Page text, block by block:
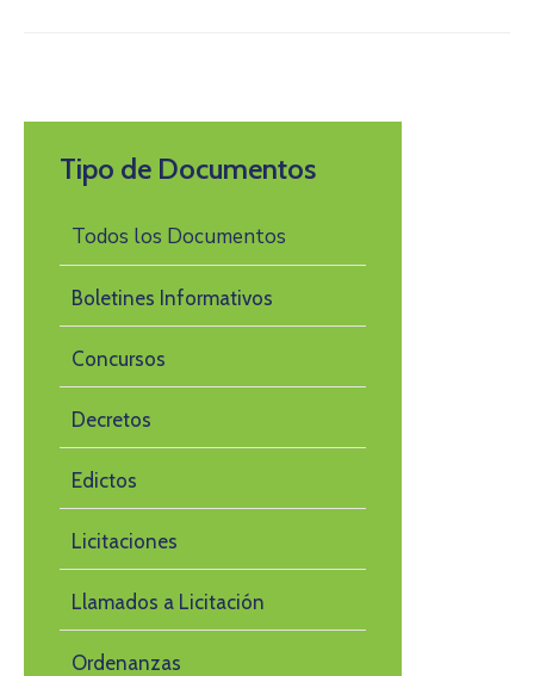
Tipo de Documentos
Todos los Documentos
Boletines Informativos
Concursos
Decretos
Edictos
Licitaciones
Llamados a Licitación
Ordenanzas